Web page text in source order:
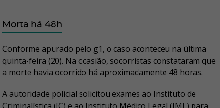
Morta há 48h
Conforme apurado pelo g1, o caso aconteceu na última
quinta-feira (20). Na ocasião, socorristas constataram que
a morte havia ocorrido há aproximadamente 48 horas.
A autoridade policial solicitou exames ao Instituto de
Criminalística (IC) e ao Instituto Médico Legal (IML) para